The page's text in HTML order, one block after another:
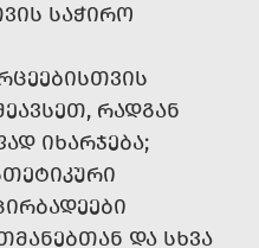
ᲡᲐᲭᲘᲠᲝ
ᲠᲐᲓᲒᲐᲜ
ᲘᲮᲐᲠᲯᲔᲑᲐ;
ᲓᲐ ᲡᲮᲕᲐ